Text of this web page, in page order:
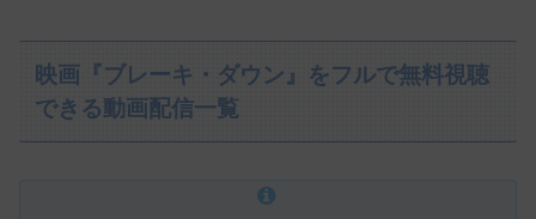
映画『ブレーキ・ダウン』をフルで無料視聴
できる動画配信一覧